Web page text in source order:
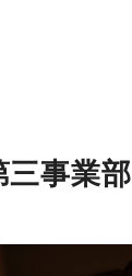
三事業部